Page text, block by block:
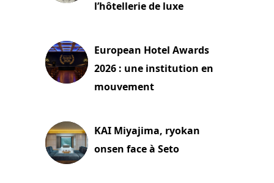
l’hôtellerie de luxe
European Hotel Awards
2026 : une institution en
mouvement
KAI Miyajima, ryokan
onsen face à Seto